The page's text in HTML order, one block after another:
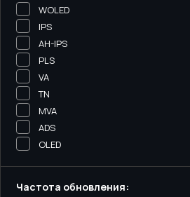
WOLED
IPS
AH-IPS
PLS
VA
TN
MVA
ADS
OLED
Частота обновления: